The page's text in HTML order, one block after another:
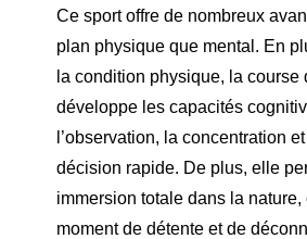
Ce sport offre de nombreux
plan physique que mental. En
la condition physique, la course
développe les capacités
l’observation, la concentration
décision rapide. De plus, elle
immersion totale dans la nature,
moment de détente et de